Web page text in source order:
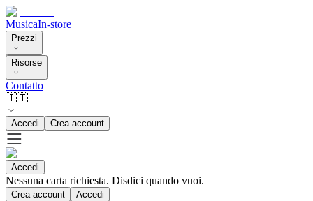
MusicaIn-store
Prezzi
Risorse
Contatto
🇮🇹
Accedi Crea account
Accedi
Nessuna carta richiesta. Disdici quando vuoi.
Crea account Accedi